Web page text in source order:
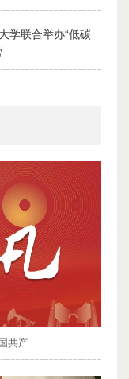
学联合举办“低碳
共产...